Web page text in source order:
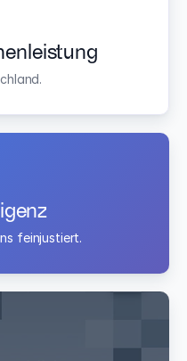
feinjustiert.